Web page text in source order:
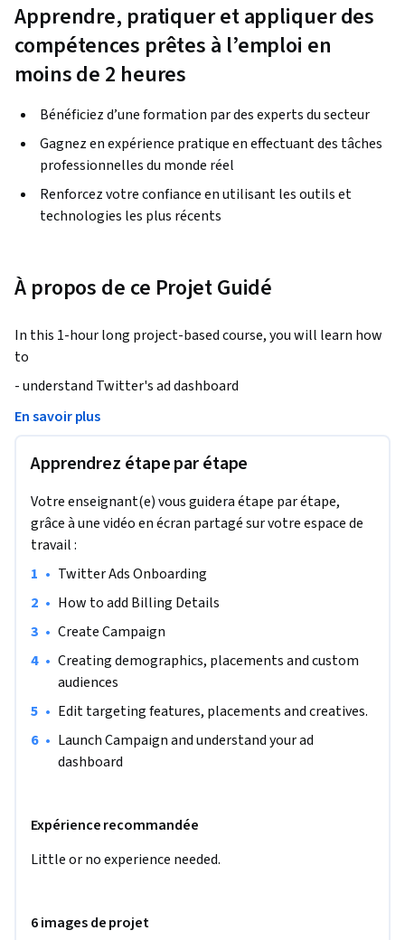
Apprendre, pratiquer et appliquer des
compétences prêtes à l’emploi en
moins de 2 heures
Bénéficiez d’une formation par des experts du secteur
Gagnez en expérience pratique en effectuant des tâches
professionnelles du monde réel
Renforcez votre confiance en utilisant les outils et
technologies les plus récents
À propos de ce Projet Guidé
In this 1-hour long project-based course, you will learn how
to
- understand Twitter's ad dashboard
- create an ad on Twitter
- launch your first ad on Twitter
Note: This course works best for learners who are based in
the North America region. We’re currently working on
providing the same experience in other regions.
En savoir plus
Apprendrez étape par étape
Votre enseignant(e) vous guidera étape par étape,
grâce à une vidéo en écran partagé sur votre espace de
travail :
• Twitter Ads Onboarding
• How to add Billing Details
• Create Campaign
• Creating demographics, placements and custom
audiences
• Edit targeting features, placements and creatives.
• Launch Campaign and understand your ad
dashboard
Expérience recommandée
Little or no experience needed.
6 images de projet